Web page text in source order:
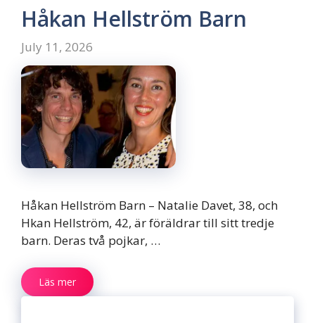
Håkan Hellström Barn
July 11, 2026
Håkan Hellström Barn – Natalie Davet, 38, och
Hkan Hellström, 42, är föräldrar till sitt tredje
barn. Deras två pojkar, …
Läs mer